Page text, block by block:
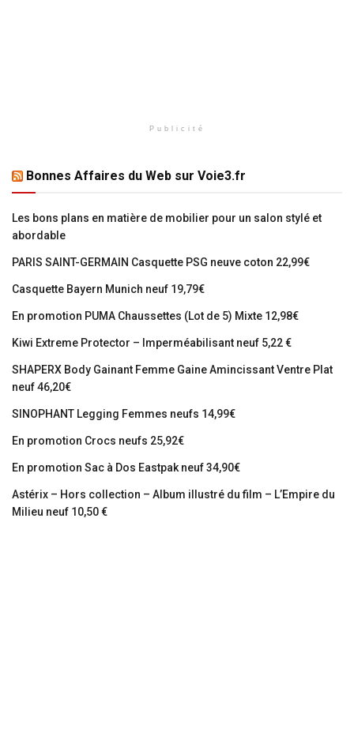
Publicité
Bonnes Affaires du Web sur Voie3.fr
Les bons plans en matière de mobilier pour un salon stylé et
abordable
PARIS SAINT-GERMAIN Casquette PSG neuve coton 22,99€
Casquette Bayern Munich neuf 19,79€
En promotion PUMA Chaussettes (Lot de 5) Mixte 12,98€
Kiwi Extreme Protector – Imperméabilisant neuf 5,22 €
SHAPERX Body Gainant Femme Gaine Amincissant Ventre Plat
neuf 46,20€
SINOPHANT Legging Femmes neufs 14,99€
En promotion Crocs neufs 25,92€
En promotion Sac à Dos Eastpak neuf 34,90€
Astérix – Hors collection – Album illustré du film – L’Empire du
Milieu neuf 10,50 €